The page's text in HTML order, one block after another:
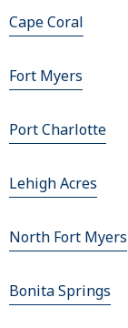
Cape Coral
Fort Myers
Port Charlotte
Lehigh Acres
North Fort Myers
Bonita Springs